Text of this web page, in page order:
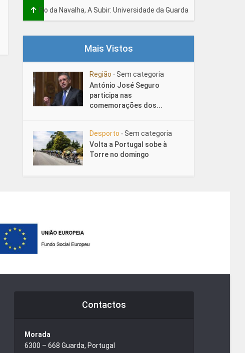
Fio da Navalha, A Subir: Universidade da Guarda
Mais Vistos
Região • Sem categoria
António José Seguro
participa nas
comemorações dos...
Desporto • Sem categoria
Volta a Portugal sobe à
Torre no domingo
Contactos
Morada
6300 – 668 Guarda, Portugal